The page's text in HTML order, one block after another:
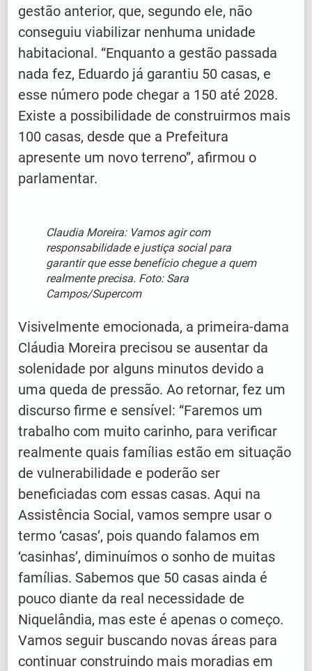
gestão anterior, que, segundo ele, não
conseguiu viabilizar nenhuma unidade
habitacional. “Enquanto a gestão passada
nada fez, Eduardo já garantiu 50 casas, e
esse número pode chegar a 150 até 2028.
Existe a possibilidade de construirmos mais
100 casas, desde que a Prefeitura
apresente um novo terreno”, afirmou o
parlamentar.
Claudia Moreira: Vamos agir com
responsabilidade e justiça social para
garantir que esse benefício chegue a quem
realmente precisa. Foto: Sara
Campos/Supercom
Visivelmente emocionada, a primeira-dama
Cláudia Moreira precisou se ausentar da
solenidade por alguns minutos devido a
uma queda de pressão. Ao retornar, fez um
discurso firme e sensível: “Faremos um
trabalho com muito carinho, para verificar
realmente quais famílias estão em situação
de vulnerabilidade e poderão ser
beneficiadas com essas casas. Aqui na
Assistência Social, vamos sempre usar o
termo ‘casas’, pois quando falamos em
‘casinhas’, diminuímos o sonho de muitas
famílias. Sabemos que 50 casas ainda é
pouco diante da real necessidade de
Niquelândia, mas este é apenas o começo.
Vamos seguir buscando novas áreas para
continuar construindo mais moradias em